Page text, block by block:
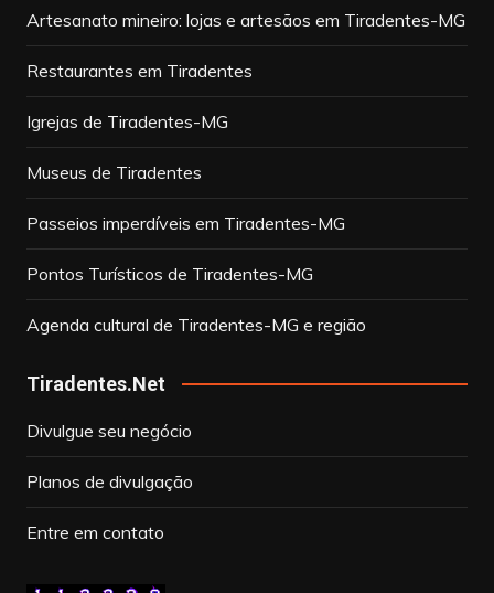
Artesanato mineiro: lojas e artesãos em Tiradentes-MG
Restaurantes em Tiradentes
Igrejas de Tiradentes-MG
Museus de Tiradentes
Passeios imperdíveis em Tiradentes-MG
Pontos Turísticos de Tiradentes-MG
Agenda cultural de Tiradentes-MG e região
Tiradentes.Net
Divulgue seu negócio
Planos de divulgação
Entre em contato